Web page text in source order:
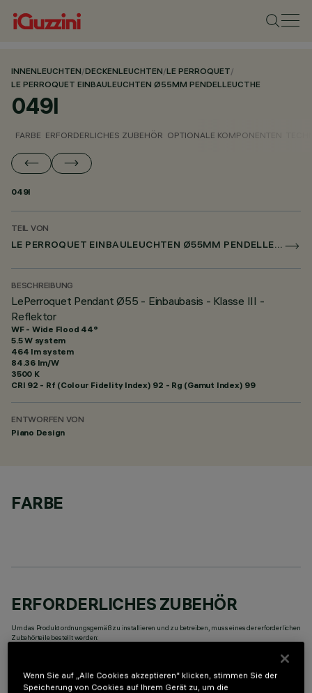
INNENLEUCHTEN/DECKENLEUCHTEN/LE PERROQUET/
LE PERROQUET EINBAULEUCHTEN Ø55MM PENDELLEUCTHE
049I
FARBE ERFORDERLICHES ZUBEHÖR OPTIONALE KOMPONENTEN
049I
TEIL VON
LE PERROQUET EINBAULEUCHTEN Ø55MM PENDELLEUCTHE
BESCHREIBUNG
LePerroquet Pendant Ø55 - Einbaubasis - Klasse III -
Reflektor
WF - Wide Flood 44°
5.5 W system
464 lm system
84.36 lm/W
3500 K
CRI 92 - Rf (Colour Fidelity Index) 92 - Rg (Gamut Index) 99
ENTWORFEN VON
Piano Design
FARBE
ERFORDERLICHES ZUBEHÖR
Um das Produkt ordnungsgemäß zu installieren und zu betreiben, muss eines der erforderlichen
Zubehörteile bestellt werden:
Wenn Sie auf „Alle Cookies akzeptieren“ klicken, stimmen Sie der
Speicherung von Cookies auf Ihrem Gerät zu, um die